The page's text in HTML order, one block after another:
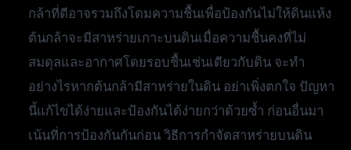
กล้าที่ดีอาจรวมถึงโดมความชื้นเพื่อป้องกันไม่ให้ดินแห้ง
ต้นกล้าจะมีสาหร่ายเกาะบนดินเมื่อความชื้นคงที่ไม่
สมดุลและอากาศโดยรอบชื้นเช่นเดียวกับดิน จะทำ
อย่างไรหากต้นกล้ามีสาหร่ายในดิน อย่าเพิ่งตกใจ ปัญหา
นี้แก้ไขได้ง่ายและป้องกันได้ง่ายกว่าด้วยซ้ำ ก่อนอื่นมา
เน้นที่การป้องกันกันก่อน วิธีการกำจัดสาหร่ายบนดิน